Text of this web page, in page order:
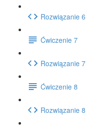
Rozwiązanie 6
Ćwiczenie 7
Rozwiązanie 7
Ćwiczenie 8
Rozwiązanie 8